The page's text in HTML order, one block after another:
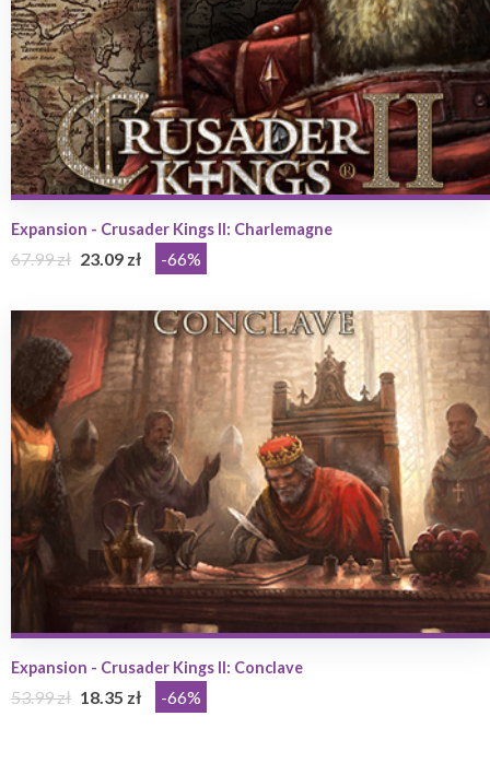
Expansion - Crusader Kings II: Charlemagne
67.99 zł 23.09 zł -66%
Expansion - Crusader Kings II: Conclave
53.99 zł 18.35 zł -66%